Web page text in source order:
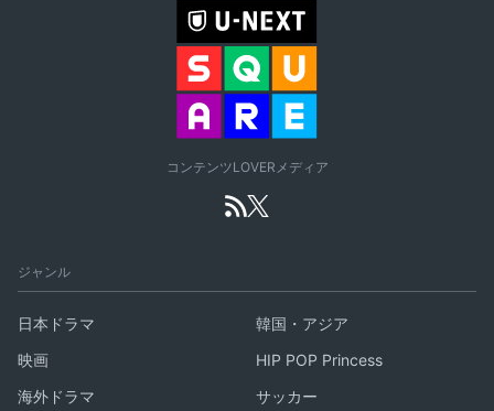
コンテンツLOVERメディア
ジャンル
日本ドラマ
韓国・アジア
映画
HIP POP Princess
海外ドラマ
サッカー